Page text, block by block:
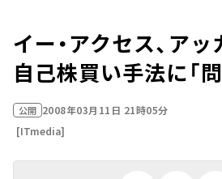
イー・アクセス、ア
自己株買い手法に「
公開 2008年03月11日 21時05分
[ITmedia]